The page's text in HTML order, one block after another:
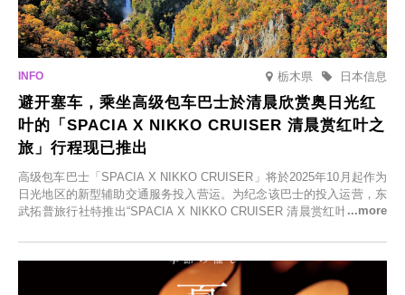
栃木県 日本信息
避开塞车，乘坐高级包车巴士於清晨欣赏奥日光红
叶的「SPACIA X NIKKO CRUISER 清晨赏红叶之
旅」行程现已推出
高级包车巴士「SPACIA X NIKKO CRUISER」将於2025年10月起作为
日光地区的新型辅助交通服务投入营运。为纪念该巴士的投入运营，东
武拓普旅行社特推出“SPACIA X NIKKO CRUISER 清晨赏红叶之旅”，